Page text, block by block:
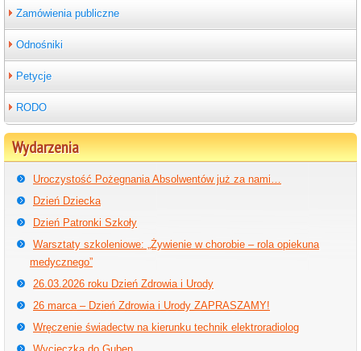
Zamówienia publiczne
Odnośniki
Petycje
RODO
Wydarzenia
Uroczystość Pożegnania Absolwentów już za nami…
Dzień Dziecka
Dzień Patronki Szkoły
Warsztaty szkoleniowe: „Żywienie w chorobie – rola opiekuna
medycznego”
26.03.2026 roku Dzień Zdrowia i Urody
26 marca – Dzień Zdrowia i Urody ZAPRASZAMY!
Wręczenie świadectw na kierunku technik elektroradiolog